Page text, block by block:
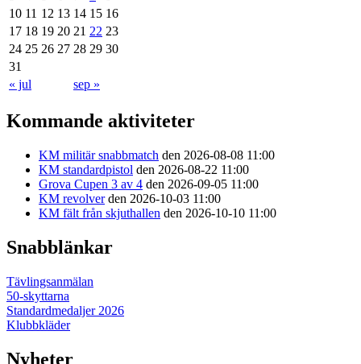
10 11 12 13 14 15 16
17 18 19 20 21 22 23
24 25 26 27 28 29 30
31
« jul
sep »
Kommande aktiviteter
KM militär snabbmatch den 2026-08-08 11:00
KM standardpistol den 2026-08-22 11:00
Grova Cupen 3 av 4 den 2026-09-05 11:00
KM revolverden 2026-10-03 11:00
KM fält från skjuthallen den 2026-10-10 11:00
Snabblänkar
Tävlingsanmälan
50-skyttarna
Standardmedaljer 2026
Klubbkläder
Nyheter